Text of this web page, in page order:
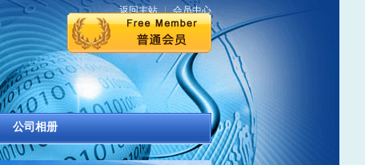
返回主站 | 会员中心
公司相册